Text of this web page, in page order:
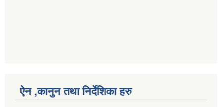
ऐन ,कानुन तथा निर्देशिका हरु